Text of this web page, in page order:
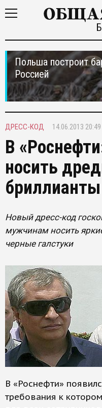
Польша построит
Россией
ДРЕСС-КОД 14.06.2013 20:49
В
носить
бриллианты
Новый дресс-код
мужчинам носить
черные галстуки
В «Роснефти»
требования к